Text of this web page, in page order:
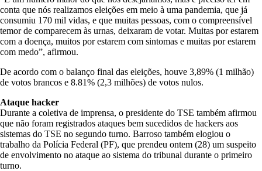
conta que nós realizamos eleições em meio à uma pandemia, que já
consumiu 170 mil vidas, e que muitas pessoas, com o compreensível
temor de comparecem às urnas, deixaram de votar. Muitas por estarem
com a doença, muitos por estarem com sintomas e muitas por estarem
com medo”, afirmou.
De acordo com o balanço final das eleições, houve 3,89% (1 milhão)
de votos brancos e 8.81% (2,3 milhões) de votos nulos.
Ataque hacker
Durante a coletiva de imprensa, o presidente do TSE também afirmou
que não foram registrados ataques bem sucedidos de hackers aos
sistemas do TSE no segundo turno. Barroso também elogiou o
trabalho da Polícia Federal (PF), que prendeu ontem (28) um suspeito
de envolvimento no ataque ao sistema do tribunal durante o primeiro
turno.